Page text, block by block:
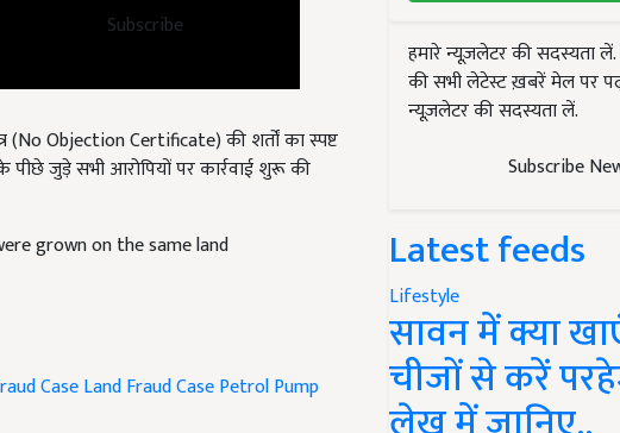
Subscribe
पीछे जुड़े सभी आरोपियों पर कार्रवाई शुरू की
grown on the same land
हमारे न्यूज़लेटर की सदस्यता
की सभी लेटेस्ट ख़बरें मेल पर
न्यूज़लेटर की सदस्यता लें.
Subscribe
Latest feeds
Lifestyle
सावन में क्या
चीजों से करें